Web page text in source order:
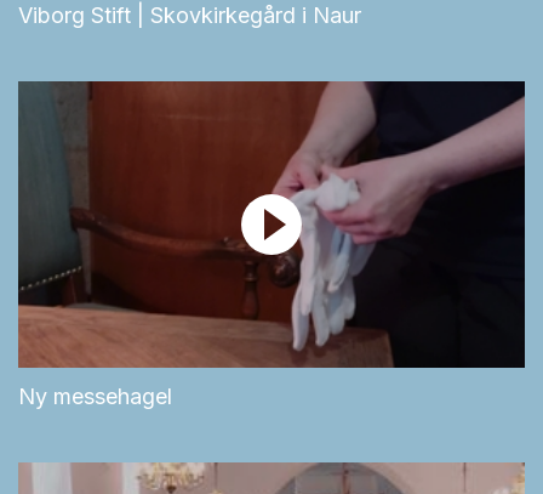
Viborg Stift | Skovkirkegård i Naur
Ny messehagel